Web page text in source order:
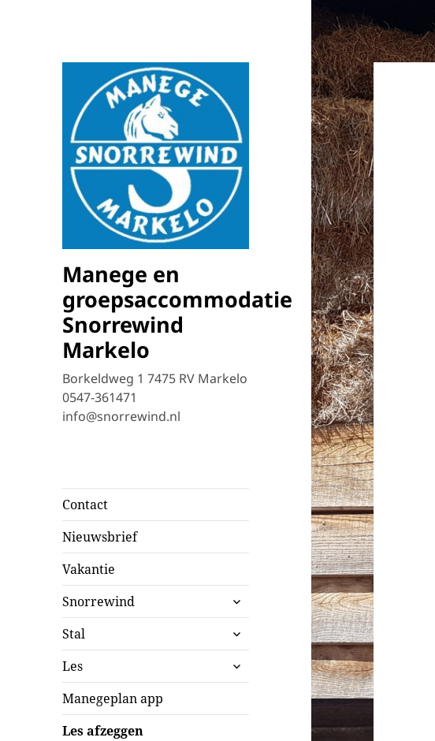
Manege en
groepsaccommodatie
Snorrewind
Markelo
Borkeldweg 1 7475 RV Markelo
0547-361471
info@snorrewind.nl
Contact
Nieuwsbrief
Vakantie
Snorrewind
submenu
uitvouwen
Stal
submenu
uitvouwen
Les
submenu
uitvouwen
Manegeplan app
Les afzeggen